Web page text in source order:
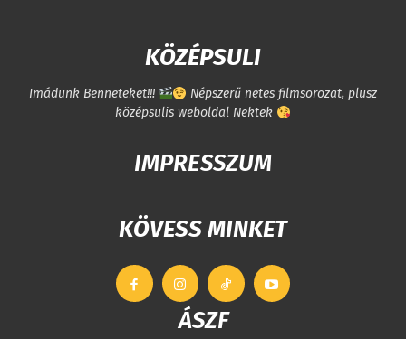
KÖZÉPSULI
Imádunk Benneteket!!!
Népszerű netes filmsorozat, plusz
középsulis weboldal Nektek
IMPRESSZUM
KÖVESS MINKET
ÁSZF